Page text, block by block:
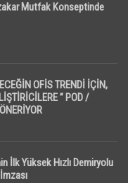
Mutfak Konseptinde
OFİS TRENDİ İÇİN,
” POD /
İlk Yüksek Hızlı Demiryolu